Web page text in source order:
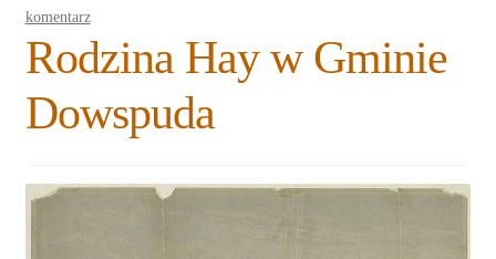
komentarz
Rodzina Hay w Gminie
Dowspuda